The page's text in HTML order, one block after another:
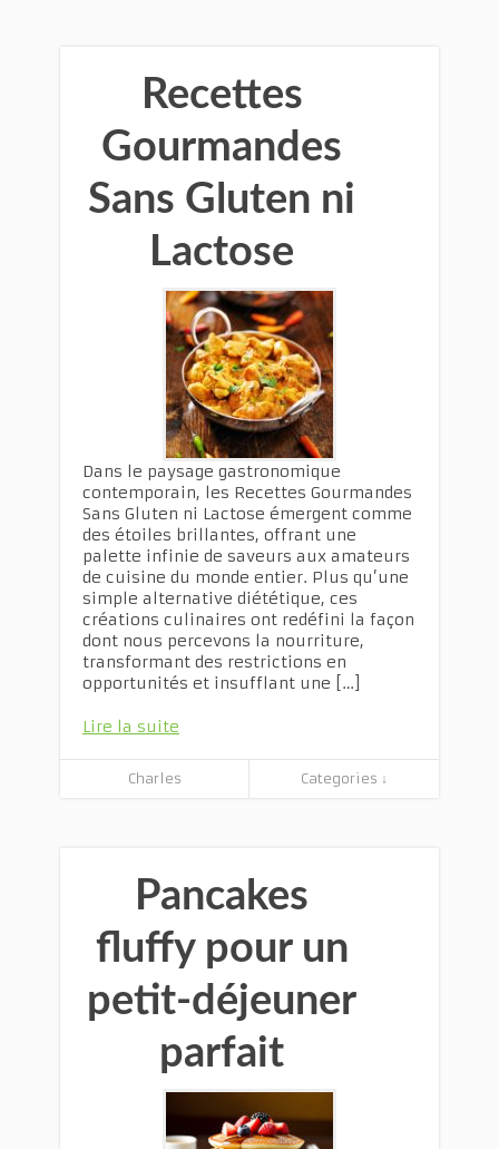
Recettes
Gourmandes
Sans Gluten ni
Lactose
Dans le paysage gastronomique
contemporain, les Recettes Gourmandes
Sans Gluten ni Lactose émergent comme
des étoiles brillantes, offrant une
palette infinie de saveurs aux amateurs
de cuisine du monde entier. Plus qu’une
simple alternative diététique, ces
créations culinaires ont redéfini la façon
dont nous percevons la nourriture,
transformant des restrictions en
opportunités et insufflant une […]
Lire la suite
Charles Categories ↓
Pancakes
fluffy pour un
petit-déjeuner
parfait